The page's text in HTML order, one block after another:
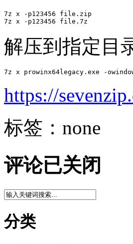
7z x -p123456 file.zip
7z x -p123456 file.7z
解压到指定目
7z x prowinx64legacy.exe -
https://
标签：none
评论已关闭
分类